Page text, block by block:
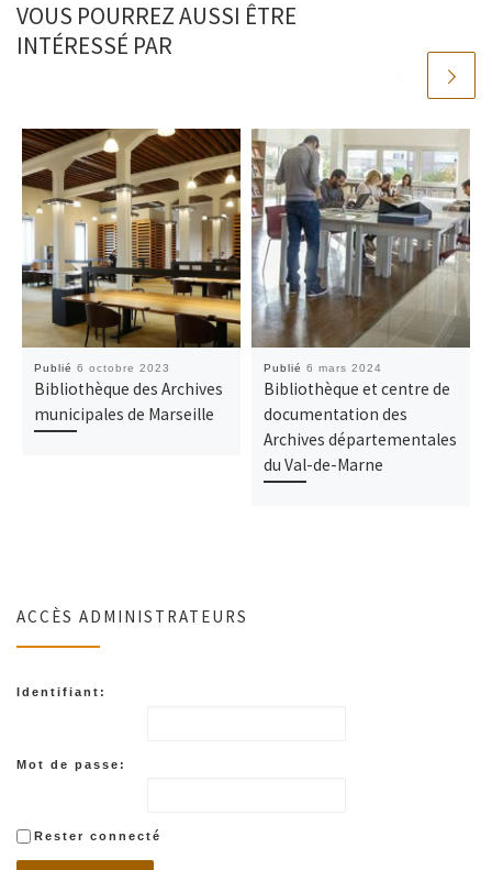
VOUS POURREZ AUSSI ÊTRE
INTÉRESSÉ PAR
Publié6 octobre 2023
Bibliothèque des Archives
municipales de Marseille
Publié6 mars 2024
Bibliothèque et centre de
documentation des
Archives départementales
du Val-de-Marne
ACCÈS ADMINISTRATEURS
Identifiant:
Mot de passe:
Rester connecté